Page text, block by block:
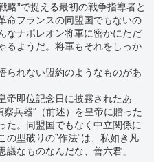
略”で捉える最初の戦争指導者と
命フランスの同盟国でもないの
なナポレオン将軍に密かにただ
るようだ。将軍もそれをしっか
られない盟約のようなものがあ
帝即位記念日に披露されたあ
兵器“（前述）を皇帝に贈った
た。同盟国でもなく中立関係に
の型破りの”作法“は、私如き凡
議なものなんだな、善六君」